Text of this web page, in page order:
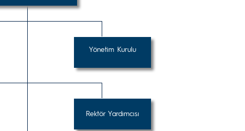
Yönetim Kurulu
Rektör Yardımcısı